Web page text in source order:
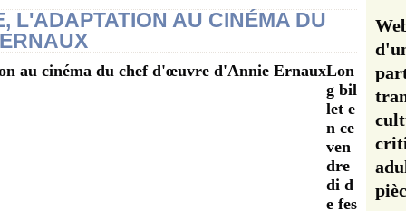
L'ADAPTATION AU CINÉMA DU
Lon
g bil
let e
n ce
ven
dre
di d
e fes